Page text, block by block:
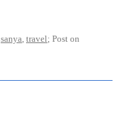
sanya, travel; Post on